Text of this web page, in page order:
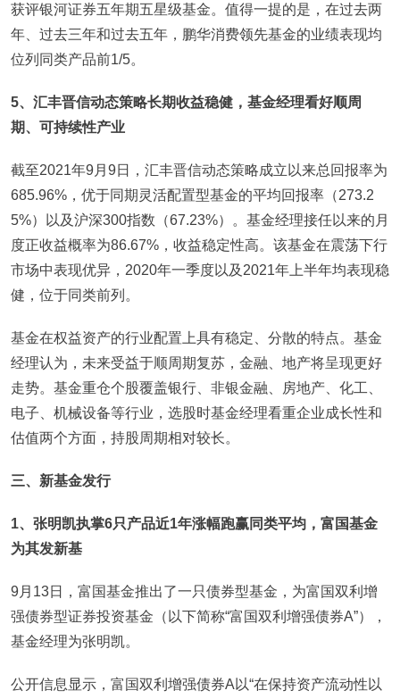
获评银河证券五年期五星级基金。值得一提的是，在过去两
年、过去三年和过去五年，鹏华消费领先基金的业绩表现均
位列同类产品前1/5。
5、汇丰晋信动态策略长期收益稳健，基金经理看好顺周
期、可持续性产业
截至2021年9月9日，汇丰晋信动态策略成立以来总回报率为
685.96%，优于同期灵活配置型基金的平均回报率（273.2
5%）以及沪深300指数（67.23%）。基金经理接任以来的月
度正收益概率为86.67%，收益稳定性高。该基金在震荡下行
市场中表现优异，2020年一季度以及2021年上半年均表现稳
健，位于同类前列。
基金在权益资产的行业配置上具有稳定、分散的特点。基金
经理认为，未来受益于顺周期复苏，金融、地产将呈现更好
走势。基金重仓个股覆盖银行、非银金融、房地产、化工、
电子、机械设备等行业，选股时基金经理看重企业成长性和
估值两个方面，持股周期相对较长。
三、新基金发行
1、张明凯执掌6只产品近1年涨幅跑赢同类平均，富国基金
为其发新基
9月13日，富国基金推出了一只债券型基金，为富国双利增
强债券型证券投资基金（以下简称“富国双利增强债券A”），
基金经理为张明凯。
公开信息显示，富国双利增强债券A以“在保持资产流动性以